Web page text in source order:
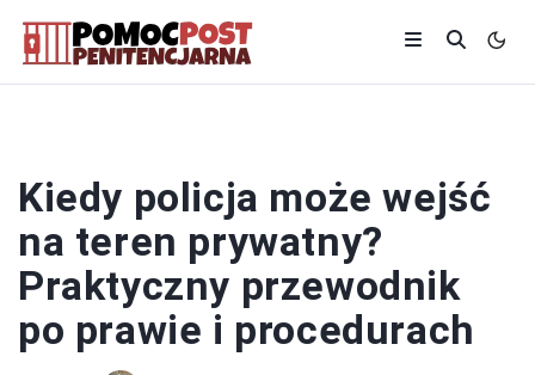
Kiedy policja może wejść
na teren prywatny?
Praktyczny przewodnik
po prawie i procedurach